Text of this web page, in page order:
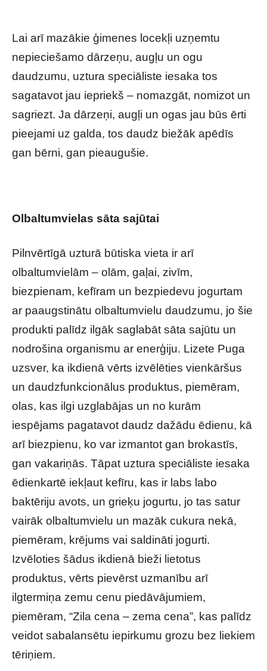
Lai arī mazākie ģimenes locekļi uzņemtu
nepieciešamo dārzeņu, augļu un ogu
daudzumu, uztura speciāliste iesaka tos
sagatavot jau iepriekš – nomazgāt, nomizot un
sagriezt. Ja dārzeņi, augļi un ogas jau būs ērti
pieejami uz galda, tos daudz biežāk apēdīs
gan bērni, gan pieaugušie.
Olbaltumvielas sāta sajūtai
Pilnvērtīgā uzturā būtiska vieta ir arī
olbaltumvielām – olām, gaļai, zivīm,
biezpienam, kefīram un bezpiedevu jogurtam
ar paaugstinātu olbaltumvielu daudzumu, jo šie
produkti palīdz ilgāk saglabāt sāta sajūtu un
nodrošina organismu ar enerģiju. Lizete Puga
uzsver, ka ikdienā vērts izvēlēties vienkāršus
un daudzfunkcionālus produktus, piemēram,
olas, kas ilgi uzglabājas un no kurām
iespējams pagatavot daudz dažādu ēdienu, kā
arī biezpienu, ko var izmantot gan brokastīs,
gan vakariņās. Tāpat uztura speciāliste iesaka
ēdienkartē iekļaut kefīru, kas ir labs labo
baktēriju avots, un grieķu jogurtu, jo tas satur
vairāk olbaltumvielu un mazāk cukura nekā,
piemēram, krējums vai saldināti jogurti.
Izvēloties šādus ikdienā bieži lietotus
produktus, vērts pievērst uzmanību arī
ilgtermiņa zemu cenu piedāvājumiem,
piemēram, “Zila cena – zema cena”, kas palīdz
veidot sabalansētu iepirkumu grozu bez liekiem
tēriņiem.